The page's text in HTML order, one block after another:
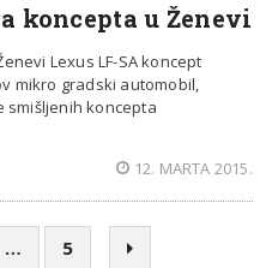
koncepta u Ženevi
Lexus LF-SA koncept
mikro gradski automobil,
smišljenih koncepta
12. MARTA 2015.
… 5